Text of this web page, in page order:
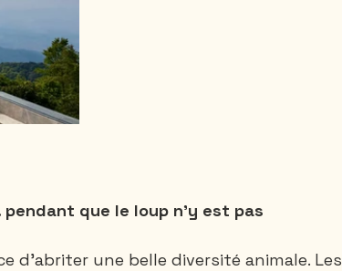
pendant que le loup n'y est pas
d'abriter une belle diversité animale. Les